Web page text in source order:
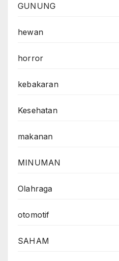
GUNUNG
hewan
horror
kebakaran
Kesehatan
makanan
MINUMAN
Olahraga
otomotif
SAHAM